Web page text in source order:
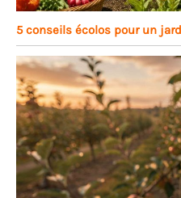
5 conseils écolos pour un